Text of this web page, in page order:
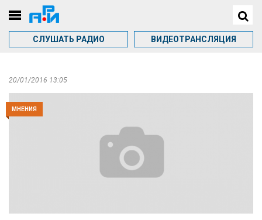
СЛУШАТЬ РАДИО ВИДЕОТРАНСЛЯЦИЯ
20/01/2016 13:05
МНЕНИЯ